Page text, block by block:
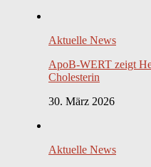
Aktuelle News
ApoB-WERT zeigt
Cholesterin
30. März 2026
Aktuelle News